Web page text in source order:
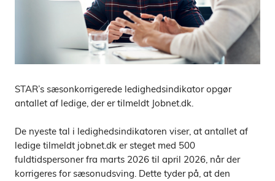
STAR’s sæsonkorrigerede ledighedsindikator opgør
antallet af ledige, der er tilmeldt Jobnet.dk.
De nyeste tal i ledighedsindikatoren viser, at antallet af
ledige tilmeldt jobnet.dk er steget med 500
fuldtidspersoner fra marts 2026 til april 2026, når der
korrigeres for sæsonudsving. Dette tyder på, at den